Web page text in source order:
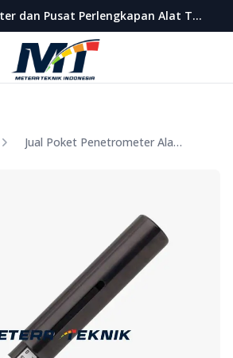
Distributor Flow Meter dan Pusat Perlengkapan Alat Teknik Indonesia
Metera Teknik Indonesia
Jual Poket Penetrometer Alat Uji Kekerasan Tanah